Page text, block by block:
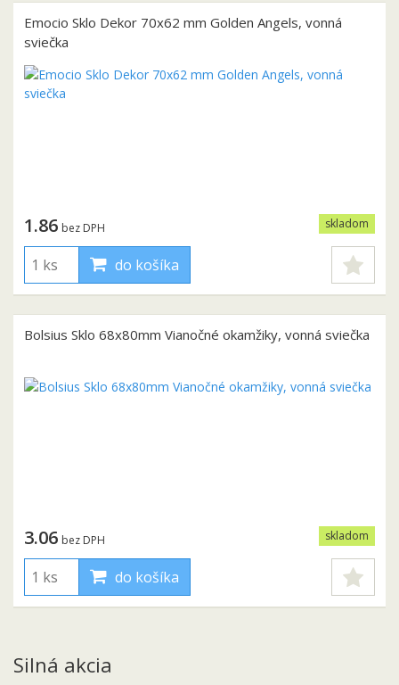
Emocio Sklo Dekor 70x62 mm Golden Angels, vonná
sviečka
skladom
1.86 bez DPH
do košíka
Bolsius Sklo 68x80mm Vianočné okamžiky, vonná sviečka
skladom
3.06 bez DPH
do košíka
Silná akcia